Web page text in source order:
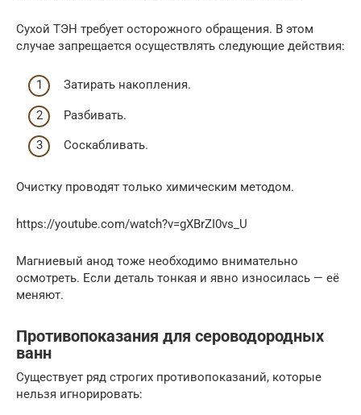
Сухой ТЭН требует осторожного обращения. В этом
случае запрещается осуществлять следующие действия:
Затирать накопления.
Разбивать.
Соскабливать.
Очистку проводят только химическим методом.
https://youtube.com/watch?v=gXBrZI0vs_U
Магниевый анод тоже необходимо внимательно
осмотреть. Если деталь тонкая и явно износилась — её
меняют.
Противопоказания для сероводородных
ванн
Существует ряд строгих противопоказаний, которые
нельзя игнорировать: